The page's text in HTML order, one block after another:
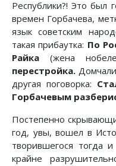
Республики?! Это был
времен Горбачева,
язык советским
такая прибаутка: По
Райка (жена
перестройка.
другая поговорка:
Горбачевым
Постепенно
год, увы, вошел в
творившегося тогда
крайне